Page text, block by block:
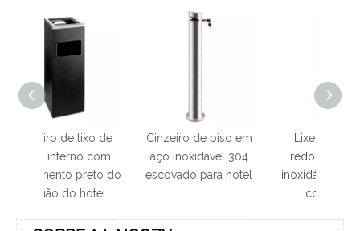
Cinzeiro de piso em
aço inoxidável 304
escovado para hotel
Lixeiras internas
redondas de aço
inoxidável para hotel